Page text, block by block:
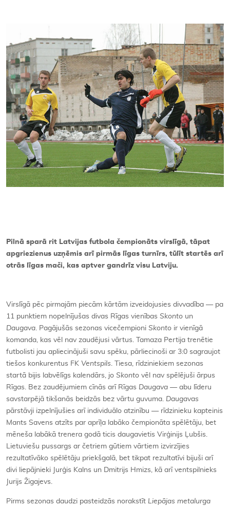
Pilnā sparā rit Latvijas futbola čempionāts virslīgā, tāpat
apgriezienus uzņēmis arī pirmās līgas turnīrs, tūlīt startēs arī
otrās līgas mači, kas aptver gandrīz visu Latviju.
Virslīgā pēc pirmajām piecām kārtām izveidojusies divvadība — pa
11 punktiem nopelnījušas divas Rīgas vienības Skonto un
Daugava. Pagājušās sezonas vicečempioni Skonto ir vienīgā
komanda, kas vēl nav zaudējusi vārtus. Tamaza Pertija trenētie
futbolisti jau apliecinājuši savu spēku, pārliecinoši ar 3:0 sagraujot
tiešos konkurentus FK Ventspils. Tiesa, rīdziniekiem sezonas
startā bijis labvēlīgs kalendārs, jo Skonto vēl nav spēlējuši ārpus
Rīgas. Bez zaudējumiem cīnās arī Rīgas Daugava — abu līderu
savstarpējā tikšanās beidzās bez vārtu guvuma. Daugavas
pārstāvji izpelnījušies arī individuālo atzinību — rīdzinieku kapteinis
Mants Savens atzīts par aprīļa labāko čempionāta spēlētāju, bet
mēneša labākā trenera godā ticis daugavietis Virģinijs Ļubšis.
Lietuviešu pussargs ar četriem gūtiem vārtiem izvirzījies
rezultatīvāko spēlētāju priekšgalā, bet tikpat rezultatīvi bijuši arī
divi liepājnieki Jurģis Kalns un Dmitrijs Hmizs, kā arī ventspilnieks
Jurijs Žigajevs.
Pirms sezonas daudzi pasteidzās norakstīt Liepājas metalurga